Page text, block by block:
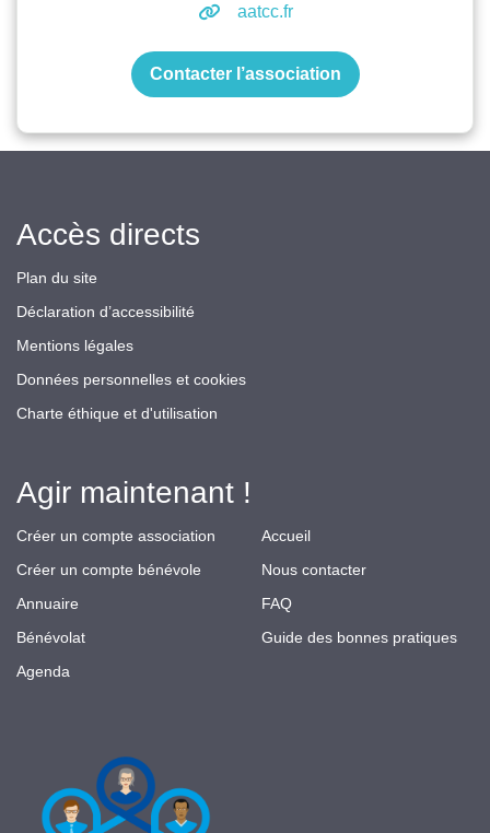
aatcc.fr
Contacter l’association
Accès directs
Plan du site
Déclaration d’accessibilité
Mentions légales
Données personnelles et cookies
Charte éthique et d'utilisation
Agir maintenant !
Créer un compte association
Créer un compte bénévole
Annuaire
Bénévolat
Agenda
Accueil
Nous contacter
FAQ
Guide des bonnes pratiques